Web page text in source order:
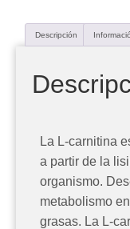
Descripción
La L-carnitina
a partir de la
organismo.
metabolismo
grasas. La L-